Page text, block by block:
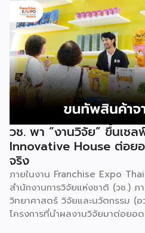
วช. พา “งานวิจัย” ขึ้นเชล
Innovative House ต่อย
จริง
ภายในงาน Franchise Expo
สำนักงานการวิจัยแห่งชาติ (วช.) ภ
วิทยาศาสตร์ วิจัยและนวัตกรรม (
โครงการที่นำผลงานวิจัยมาต่อยอ